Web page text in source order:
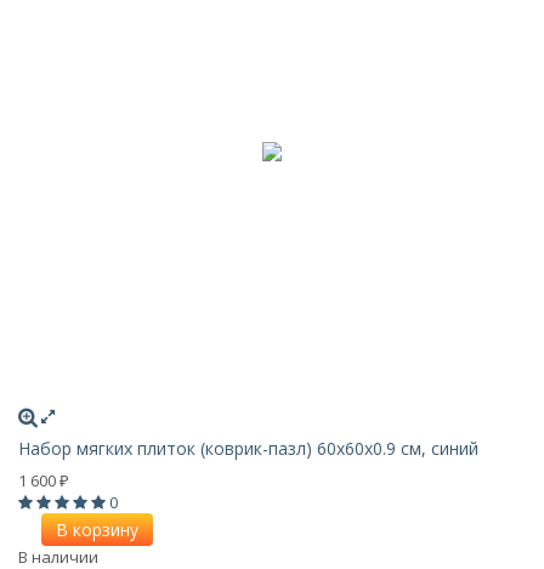
Набор мягких плиток (коврик-пазл) 60х60x0.9 см, синий
1 600 ₽
0
В корзину
В наличии